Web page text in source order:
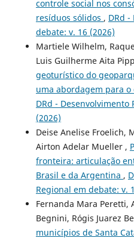
controle social nos
resíduos sólidos , DRd
debate: v. 16 (2026)
Martiele Wilhelm,
Luis Guilherme Aita
geoturístico do
uma abordagem para
DRd - Desenvolvimento
(2026)
Deise Anelise Froelich,
Airton Adelar Mueller ,
fronteira: articulação
Brasil e da Argentina ,
Regional em debate: v.
Fernanda Mara Peretti,
Begnini, Rógis Juarez
municípios de Santa